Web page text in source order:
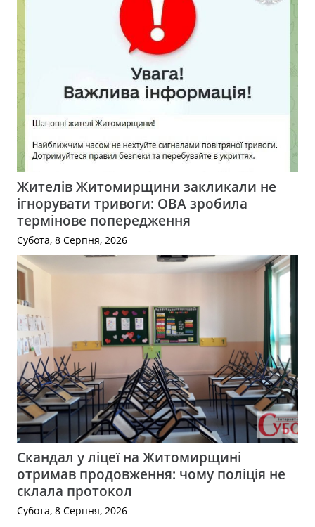
Жителів Житомирщини закликали не
ігнорувати тривоги: ОВА зробила
термінове попередження
Субота, 8 Серпня, 2026
Скандал у ліцеї на Житомирщині
отримав продовження: чому поліція не
склала протокол
Субота, 8 Серпня, 2026